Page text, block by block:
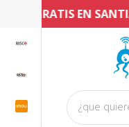
GRATIS EN
¿que